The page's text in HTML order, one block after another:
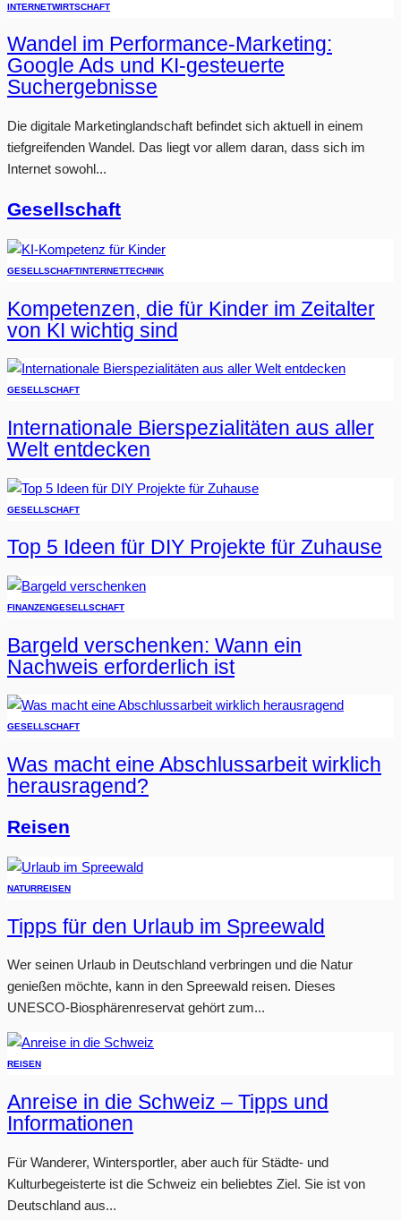
INTERNETWIRTSCHAFT
Wandel im Performance-Marketing:
Google Ads und KI-gesteuerte
Suchergebnisse
Die digitale Marketinglandschaft befindet sich aktuell in einem
tiefgreifenden Wandel. Das liegt vor allem daran, dass sich im
Internet sowohl...
Gesellschaft
GESELLSCHAFTINTERNETTECHNIK
Kompetenzen, die für Kinder im Zeitalter
von KI wichtig sind
GESELLSCHAFT
Internationale Bierspezialitäten aus aller
Welt entdecken
GESELLSCHAFT
Top 5 Ideen für DIY Projekte für Zuhause
FINANZENGESELLSCHAFT
Bargeld verschenken: Wann ein
Nachweis erforderlich ist
GESELLSCHAFT
Was macht eine Abschlussarbeit wirklich
herausragend?
Reisen
NATURREISEN
Tipps für den Urlaub im Spreewald
Wer seinen Urlaub in Deutschland verbringen und die Natur
genießen möchte, kann in den Spreewald reisen. Dieses
UNESCO-Biosphärenreservat gehört zum...
REISEN
Anreise in die Schweiz – Tipps und
Informationen
Für Wanderer, Wintersportler, aber auch für Städte- und
Kulturbegeisterte ist die Schweiz ein beliebtes Ziel. Sie ist von
Deutschland aus...